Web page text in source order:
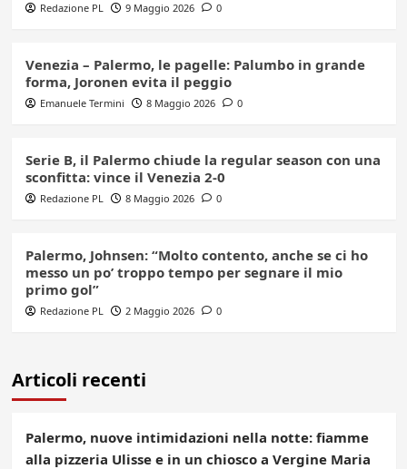
Redazione PL 9 Maggio 2026 0
Venezia – Palermo, le pagelle: Palumbo in grande
forma, Joronen evita il peggio
Emanuele Termini 8 Maggio 2026 0
Serie B, il Palermo chiude la regular season con una
sconfitta: vince il Venezia 2-0
Redazione PL 8 Maggio 2026 0
Palermo, Johnsen: “Molto contento, anche se ci ho
messo un po’ troppo tempo per segnare il mio
primo gol”
Redazione PL 2 Maggio 2026 0
Articoli recenti
Palermo, nuove intimidazioni nella notte: fiamme
alla pizzeria Ulisse e in un chiosco a Vergine Maria